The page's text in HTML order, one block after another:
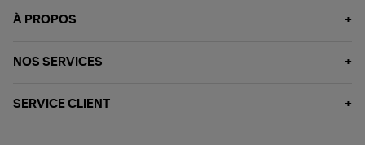
À PROPOS
NOS SERVICES
SERVICE CLIENT